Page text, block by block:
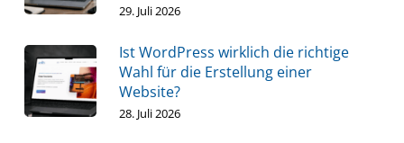
29. Juli 2026
Ist WordPress wirklich die richtige
Wahl für die Erstellung einer
Website?
28. Juli 2026